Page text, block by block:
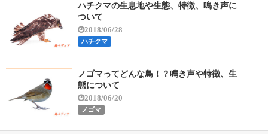
ハチクマの生息地や生態、特徴、鳴き声に
ついて
2018/06/28
ハチクマ
ノゴマってどんな鳥！？鳴き声や特徴、生
態について
2018/06/20
ノゴマ